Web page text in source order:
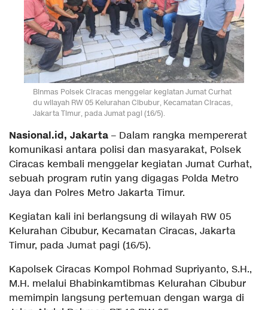
Binmas Polsek Ciracas menggelar kegiatan Jumat Curhat
du wilayah RW 05 Kelurahan Cibubur, Kecamatan Ciracas,
Jakarta Timur, pada Jumat pagi (16/5).
Nasional.id, Jakarta – Dalam rangka mempererat
komunikasi antara polisi dan masyarakat, Polsek
Ciracas kembali menggelar kegiatan Jumat Curhat,
sebuah program rutin yang digagas Polda Metro
Jaya dan Polres Metro Jakarta Timur.
Kegiatan kali ini berlangsung di wilayah RW 05
Kelurahan Cibubur, Kecamatan Ciracas, Jakarta
Timur, pada Jumat pagi (16/5).
Kapolsek Ciracas Kompol Rohmad Supriyanto, S.H.,
M.H. melalui Bhabinkamtibmas Kelurahan Cibubur
memimpin langsung pertemuan dengan warga di